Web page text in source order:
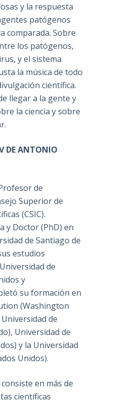
y la respuesta
patógenos
comparada. Sobre
los patógenos,
y el sistema
la música de todo
científica.
llegar a la gente y
la ciencia y sobre
DE ANTONIO
de
Superior de
(CSIC).
y Doctor (PhD) en
de Santiago de
estudios
de
y
su formación en
(Washington
de
Universidad de
y la Universidad
Unidos).
en más de
científicas